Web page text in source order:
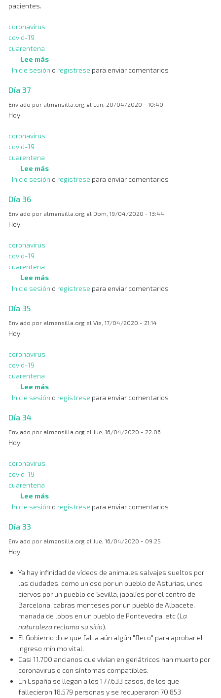
pacientes.
coronavirus
covid-19
cuarentena
Lee más
Día
Inicie sesión o registrese para enviar comentarios
Día 37
Enviado por almensilla.org el Lun, 20/04/2020 - 10:40
Hoy:
coronavirus
covid-19
cuarentena
Lee más
Día
Inicie sesión o registrese para enviar comentarios
Día 36
Enviado por almensilla.org el Dom, 19/04/2020 - 13:44
Hoy:
coronavirus
covid-19
cuarentena
Lee más
Día
Inicie sesión o registrese para enviar comentarios
Día 35
Enviado por almensilla.org el Vie, 17/04/2020 - 21:14
Hoy:
coronavirus
covid-19
cuarentena
Lee más
Día
Inicie sesión o registrese para enviar comentarios
Día 34
Enviado por almensilla.org el Jue, 16/04/2020 - 22:06
Hoy:
coronavirus
covid-19
cuarentena
Lee más
Día
Inicie sesión o registrese para enviar comentarios
Día 33
Enviado por almensilla.org el Jue, 16/04/2020 - 09:25
Hoy:
Ya hay infinidad de vídeos de animales salvajes sueltos por
las ciudades, como un oso por un pueblo de Asturias, unos
ciervos por un pueblo de Sevilla, jabalíes por el centro de
Barcelona, cabras monteses por un pueblo de Albacete,
manada de lobos en un pueblo de Pontevedra, etc (La
naturaleza reclama su sitio).
El Gobierno dice que falta aún algún "fleco" para aprobar el
ingreso mínimo vital.
Casi 11.700 ancianos que vivían en geriátricos han muerto por
coronavirus o con síntomas compatibles.
En España se llegan a los 177.633 casos, de los que
fallecieron 18.579 personas y se recuperaron 70.853